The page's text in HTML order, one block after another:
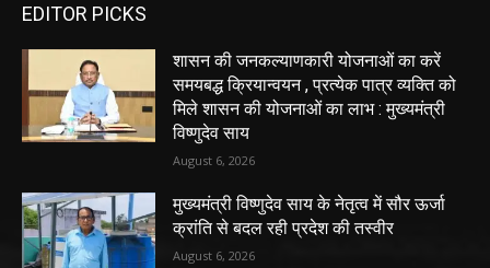
EDITOR PICKS
शासन की जनकल्याणकारी योजनाओं का करें
समयबद्ध क्रियान्वयन , प्रत्येक पात्र व्यक्ति को
मिले शासन की योजनाओं का लाभ : मुख्यमंत्री
विष्णुदेव साय
August 6, 2026
मुख्यमंत्री विष्णुदेव साय के नेतृत्व में सौर ऊर्जा
क्रांति से बदल रही प्रदेश की तस्वीर
August 6, 2026